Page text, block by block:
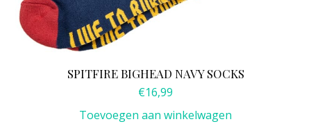
SPITFIRE BIGHEAD NAVY SOCKS
€16,99
Toevoegen aan winkelwagen